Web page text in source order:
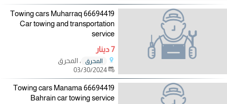
Towing cars Muharraq 66694419
Car towing and transportation
service
7 دينار
المحرق
، المحرق
03/30/2024
Towing cars Manama 66694419
Bahrain car towing service